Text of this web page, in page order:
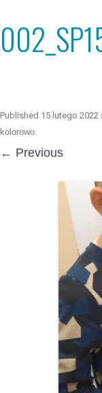
Published 15 lutego 2022
kolorowo.
← Previous